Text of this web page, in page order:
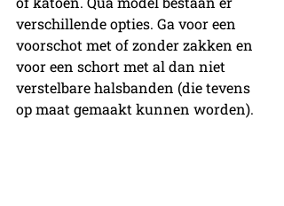
verschillende opties. Ga voor een
voorschot met of zonder zakken en
voor een schort met al dan niet
verstelbare halsbanden (die tevens
op maat gemaakt kunnen worden).